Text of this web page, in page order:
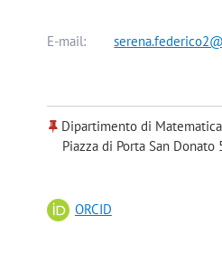
E-mail:
Dipartimento di Matematica
Piazza di Porta San Donato
ORCID